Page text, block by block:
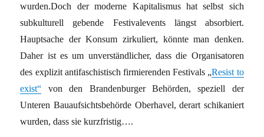
wurden.Doch der moderne Kapitalismus hat selbst sich
subkulturell gebende Festivalevents längst absorbiert.
Hauptsache der Konsum zirkuliert, könnte man denken.
Daher ist es um unverständlicher, dass die Organisatoren
des explizit antifaschistisch firmierenden Festivals „Resist to
exist“ von den Brandenburger Behörden, speziell der
Unteren Bauaufsichtsbehörde Oberhavel, derart schikaniert
wurden, dass sie kurzfristig….